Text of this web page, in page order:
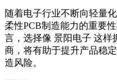
随着电子行业不断向轻量
柔性PCB制造能力的重要
言，选择像 景阳电子 这样
商，将有助于提升产品稳
造风险。